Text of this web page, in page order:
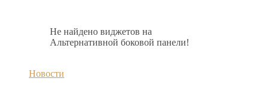
Не найдено виджетов на
Альтернативной боковой панели!
Новости